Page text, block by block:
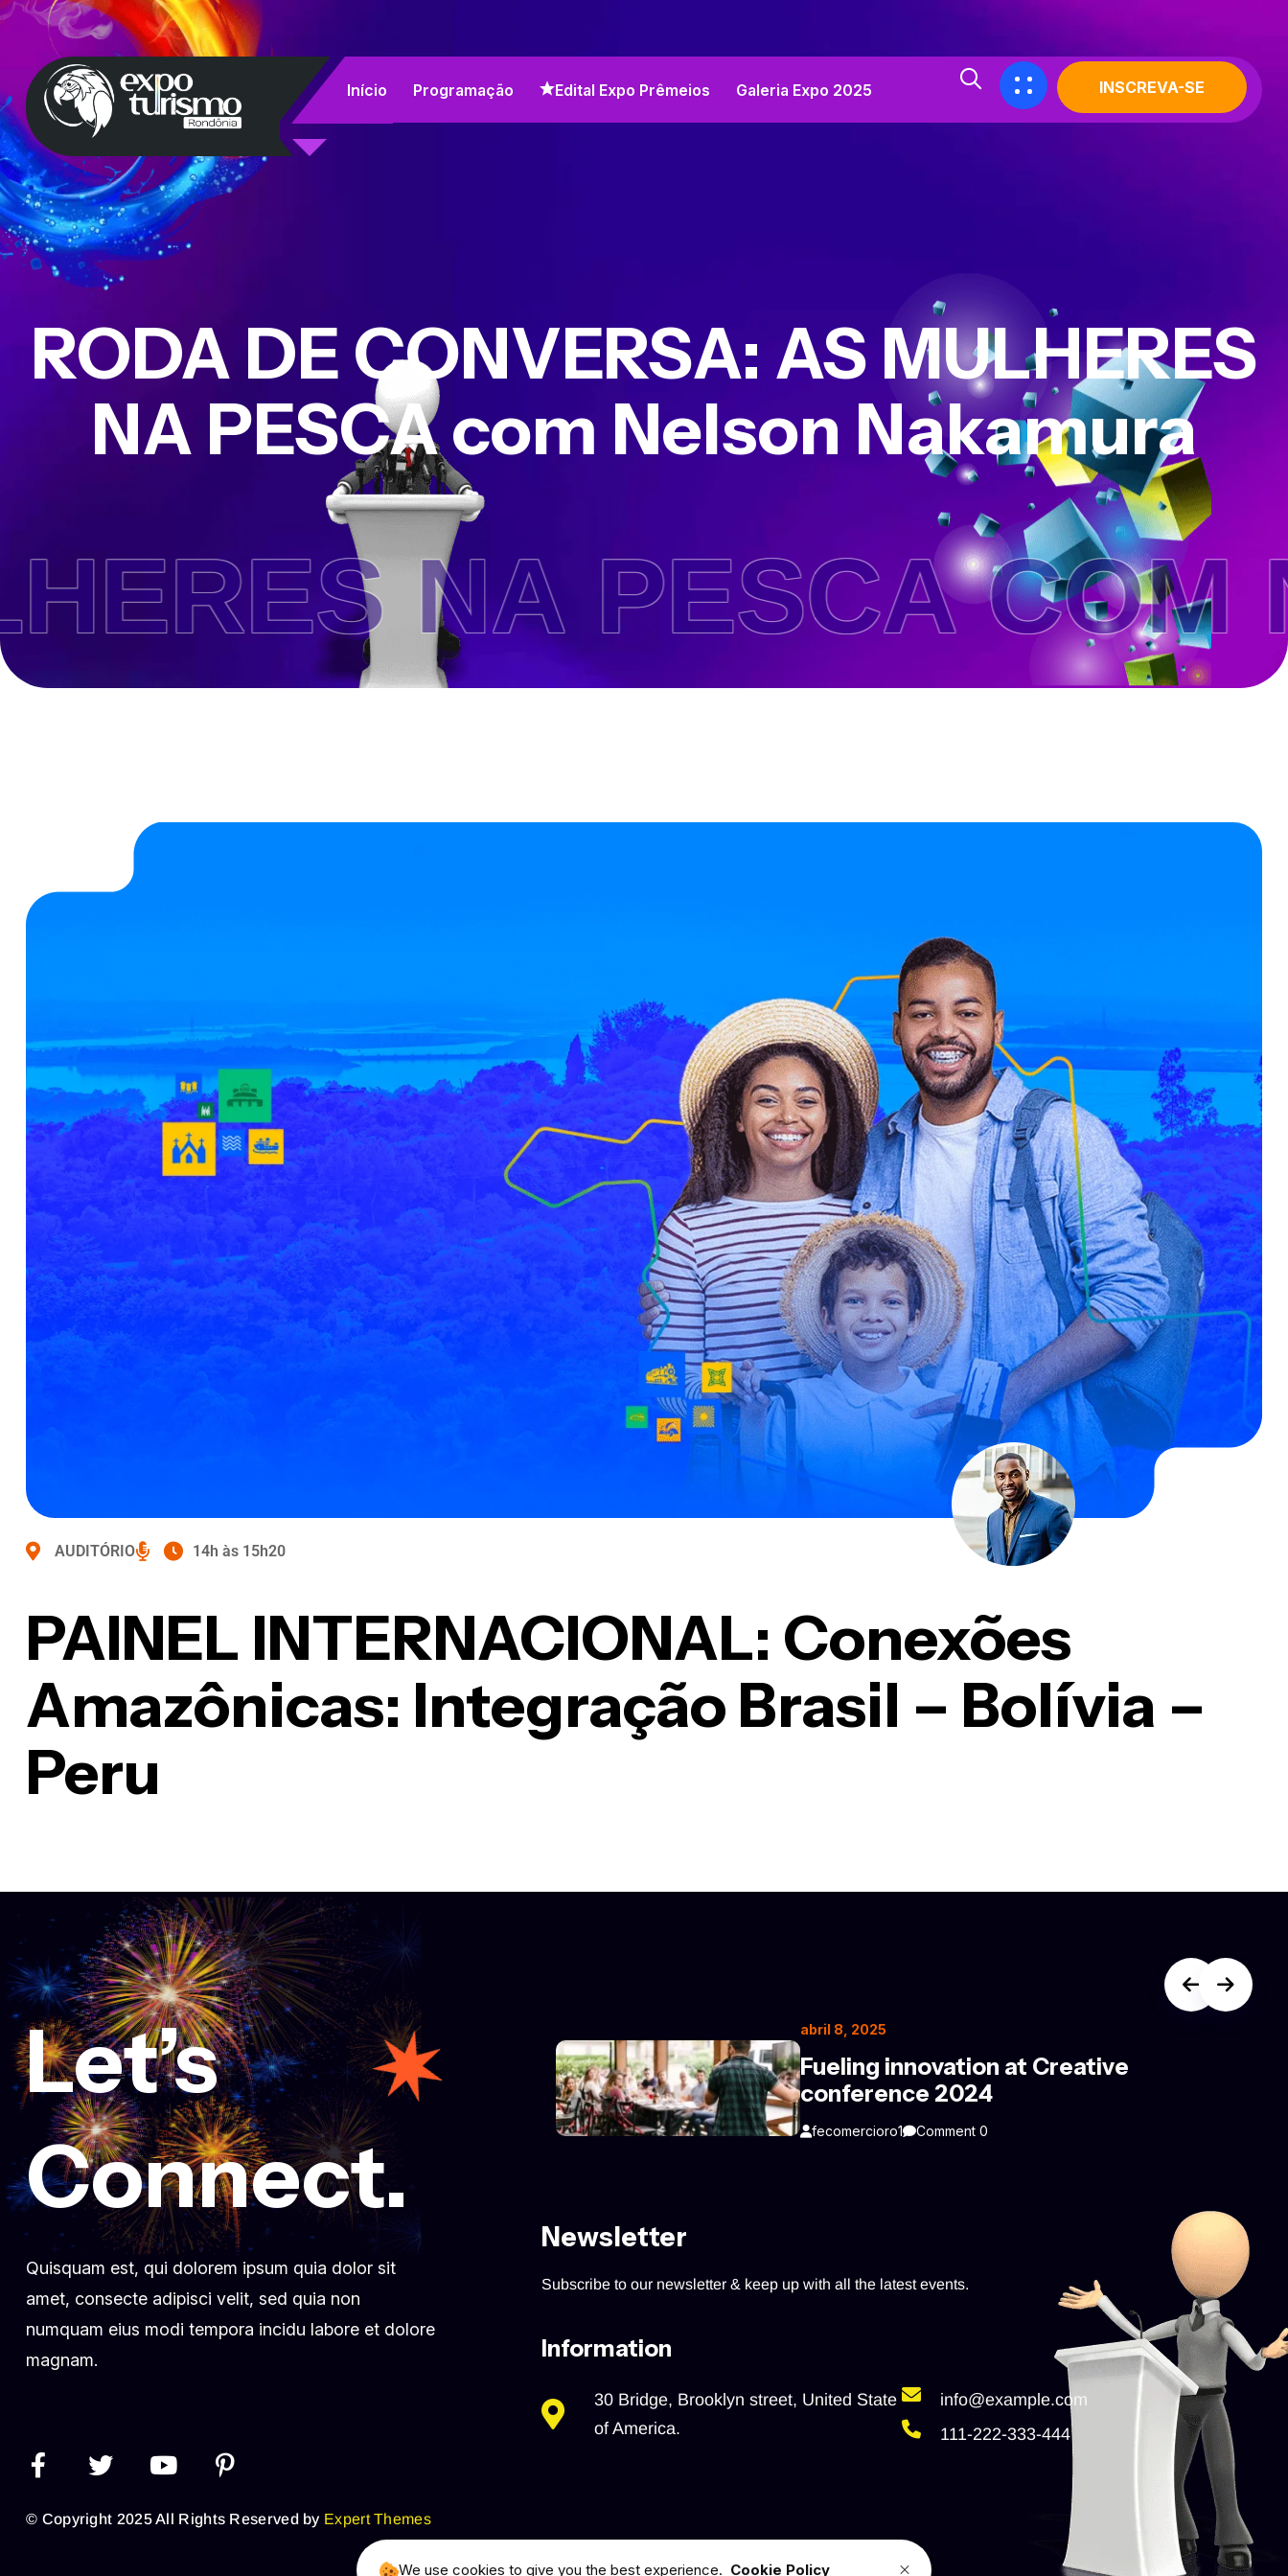
Início Programação Edital Expo Prêmeios Galeria Expo 2025 INSCREVA-SE
RODA DE CONVERSA: AS MULHERES
NA PESCA com Nelson Nakamura
COM NELSON
AUDITÓRIO 14h às 15h20
PAINEL INTERNACIONAL: Conexões
Amazônicas: Integração Brasil – Bolívia –
Peru
Let’s
Connect.
Quisquam est, qui dolorem ipsum quia dolor sit
amet, consecte adipisci velit, sed quia non
numquam eius modi tempora incidu labore et dolore
magnam.
© Copyright 2025 All Rights Reserved by Expert Themes
março 3, 2025
Fueling innovation at Creative
conference 2024
fecomercioro1 Comment 0
abril 8, 2025
Fueling innovation at Creative
conference 2024
fecomercioro1 Comment 0
Newsletter
Subscribe to our newsletter & keep up with all the latest events.
Information
30 Bridge, Brooklyn street, United State
of America.
info@example.com
111-222-333-444
We use cookies to give you the best experience. Cookie Policy
Você já se
inscreveu para
o maior evento
de turismo da
Região Norte?
Eu aceito me inscrever!Termos e Condições
Inscreva-se